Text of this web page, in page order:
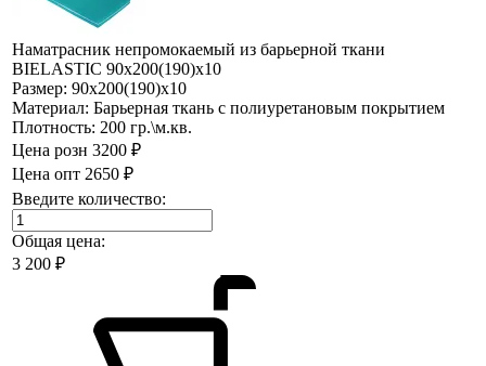
Наматрасник непромокаемый из барьерной ткани
BIELASTIC 90х200(190)х10
Размер: 90х200(190)х10
Материал: Барьерная ткань с полиуретановым покрытием
Плотность: 200 гр.\м.кв.
Цена розн 3200 ₽
Цена опт 2650 ₽
Введите количество:
Общая цена:
3 200 ₽